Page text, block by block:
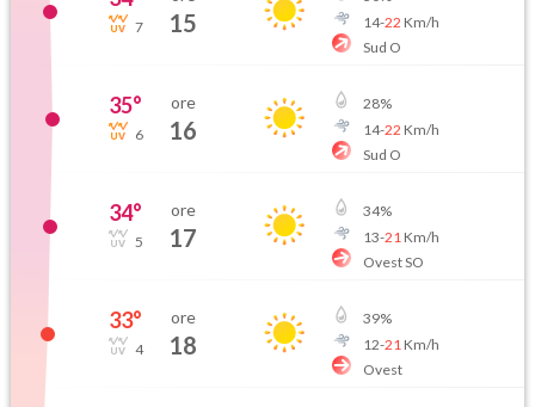
7 15
14-22 Km/h
Sud O
35°
6
ore
16
28%
14-22 Km/h
Sud O
34°
5
ore
17
34%
13-21 Km/h
Ovest SO
33°
4
ore
18
39%
12-21 Km/h
Ovest